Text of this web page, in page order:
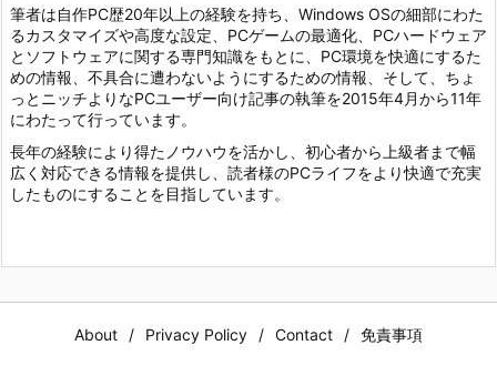
筆者は自作PC歴20年以上の経験を持ち、Windows OSの細部にわた
るカスタマイズや高度な設定、PCゲームの最適化、PCハードウェア
とソフトウェアに関する専門知識をもとに、PC環境を快適にするた
めの情報、不具合に遭わないようにするための情報、そして、ちょ
っとニッチよりなPCユーザー向け記事の執筆を2015年4月から11年
にわたって行っています。
長年の経験により得たノウハウを活かし、初心者から上級者まで幅
広く対応できる情報を提供し、読者様のPCライフをより快適で充実
したものにすることを目指しています。
About Privacy Policy Contact 免責事項